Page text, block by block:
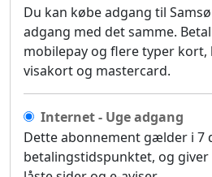
Du kan købe adgang til
adgang med det samme.
mobilepay og flere typer kort,
visakort og mastercard.
Internet - Uge adgang
Dette abonnement gælder i 7
betalingstidspunktet, og